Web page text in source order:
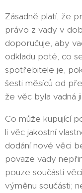
Zásadně platí, že
právo z vady v
doporučuje, aby
odkladu poté, co
spotřebitele je,
šesti měsíců od
že věc byla vadná
Co může kupující
li věc jakostní
dodání nové věci
povaze vady
pouze součásti
výměnu součásti;